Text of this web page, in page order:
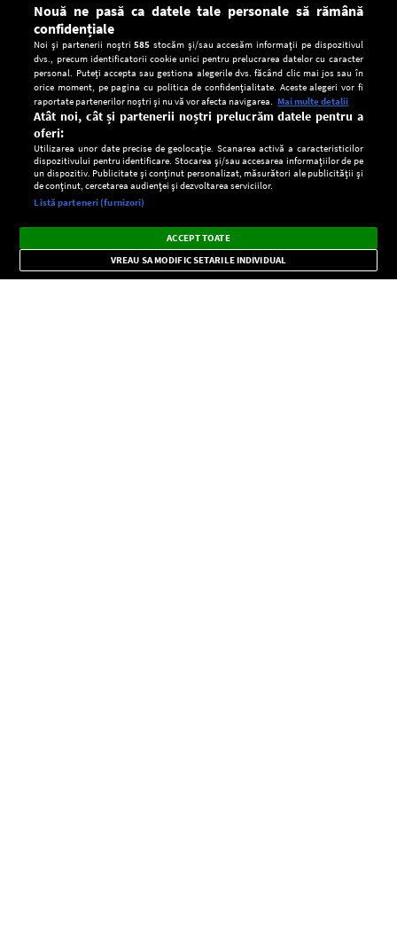
CONFIDENŢIALITATE
Setări:
Dark
Mode
Radio live, podcasturi, știri și alerte
importante.
×
Nouă ne pasă ca datele tale personale să rămână
confidențiale
Noi și partenerii noștri585 stocăm și/sau accesăm informații pe dispozitivul
dvs., precum identificatorii cookie unici pentru prelucrarea datelor cu caracter
personal. Puteți accepta sau gestiona alegerile dvs. făcând clic mai jos sau în
orice moment, pe pagina cu politica de confidențialitate. Aceste alegeri vor fi
raportate partenerilor noștri și nu vă vor afecta navigarea. Mai multe detalii
Atât noi, cât și partenerii noștri prelucrăm datele pentru a
oferi:
Utilizarea unor date precise de geolocație. Scanarea activă a caracteristicilor
dispozitivului pentru identificare. Stocarea și/sau accesarea informațiilor de pe
un dispozitiv. Publicitate și conținut personalizat, măsurători ale publicității și
de conținut, cercetarea audienței și dezvoltarea serviciilor.
Listă parteneri (furnizori)
ACCEPT TOATE
VREAU SA MODIFIC SETARILE INDIVIDUAL